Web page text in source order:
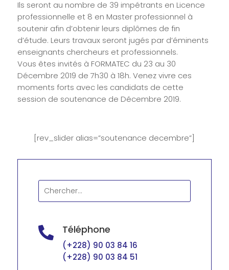
Ils seront au nombre de 39 impétrants en Licence
professionnelle et 8 en Master professionnel à
soutenir afin d’obtenir leurs diplômes de fin
d’étude. Leurs travaux seront jugés par d’éminents
enseignants chercheurs et professionnels.
Vous êtes invités à FORMATEC du 23 au 30
Décembre 2019 de 7h30 à 18h. Venez vivre ces
moments forts avec les candidats de cette
session de soutenance de Décembre 2019.
[rev_slider alias=”soutenance decembre”]
 Téléphone
(+228) 90 03 84 16
(+228) 90 03 84 51